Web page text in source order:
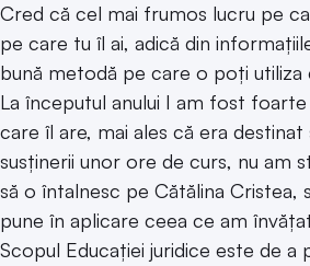
Cred că cel mai frumos lucru pe
pe care tu îl ai, adică din
bună metodă pe care o poți
La începutul anului I am fost
care îl are, mai ales că era
susținerii unor ore de curs, nu am
să o întalnesc pe Cătălina
pune în aplicare ceea ce am
Scopul Educației juridice este de